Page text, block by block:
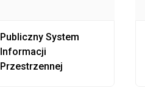
Publiczny System
Informacji
Przestrzennej